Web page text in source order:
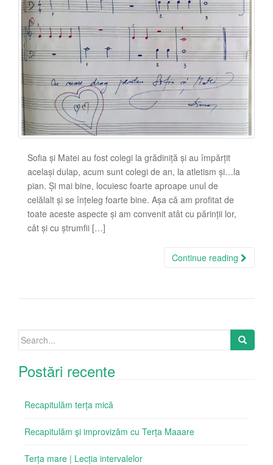
Sofia și Matei au fost colegi la grădiniță și au împărțit
același dulap, acum sunt colegi de an, la atletism și…la
pian. Și mai bine, locuiesc foarte aproape unul de
celălalt și se înțeleg foarte bine. Așa că am profitat de
toate aceste aspecte și am convenit atât cu părinții lor,
cât și cu ștrumfii […]
Continue reading
Search
Postări recente
Recapitulăm terța mică
Recapitulăm şi improvizăm cu Terța Maaare
Terța mare | Lecția intervalelor